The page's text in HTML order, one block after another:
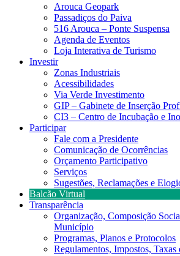
Arouca Geopark
Passadiços do Paiva
516 Arouca – Ponte Suspensa
Agenda de Eventos
Loja Interativa de Turismo
Investir
Zonas Industriais
Acessibilidades
Via Verde Investimento
GIP – Gabinete de Inserção
CI3 – Centro de Incubação e
Participar
Fale com a Presidente
Comunicação de Ocorrências
Orçamento Participativo
Serviços
Sugestões, Reclamações e
Balcão Virtual
Transparência
Organização, Composição
Município
Programas, Planos e Protocolos
Regulamentos, Impostos,